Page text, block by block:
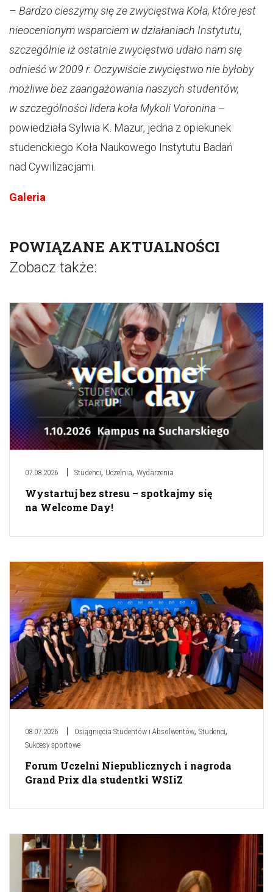
– Bardzo cieszymy się ze zwycięstwa Koła, które jest
nieocenionym wsparciem w działaniach Instytutu,
szczególnie iż ostatnie zwycięstwo udało nam się
odnieść w 2009 r. Oczywiście zwycięstwo nie byłoby
możliwe bez zaangażowania naszych studentów,
w szczególności lidera koła Mykoli Voronina –
powiedziała Sylwia K. Mazur, jedna z opiekunek
studenckiego Koła Naukowego Instytutu Badań
nad Cywilizacjami.
Galeria
POWIĄZANE AKTUALNOŚCI
Zobacz także:
07.08.2026 Studenci, Uczelnia, Wydarzenia
Wystartuj bez stresu – spotkajmy się
na Welcome Day!
08.07.2026 Osiągnięcia Studentów i Absolwentów, Studenci,
Sukcesy sportowe
Forum Uczelni Niepublicznych i nagroda
Grand Prix dla studentki WSIiZ